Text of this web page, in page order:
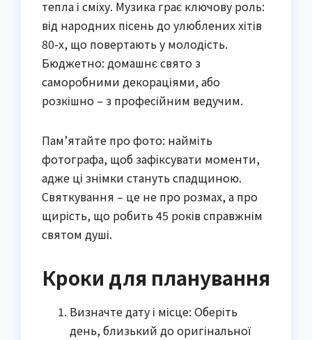
тепла і сміху. Музика грає ключову роль:
від народних пісень до улюблених хітів
80-х, що повертають у молодість.
Бюджетно: домашнє свято з
саморобними декораціями, або
розкішно – з професійним ведучим.
Пам’ятайте про фото: найміть
фотографа, щоб зафіксувати моменти,
адже ці знімки стануть спадщиною.
Святкування – це не про розмах, а про
щирість, що робить 45 років справжнім
святом душі.
Кроки для планування
Визначте дату і місце: Оберіть
день, близький до оригінальної